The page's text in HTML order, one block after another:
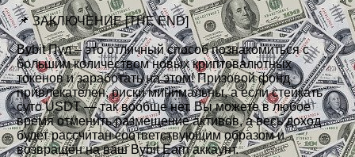
📌 ЗАКЛЮЧЕНИЕ [THE END]
Bybit Пул – это отличный способ познакомиться с
большим количеством новых криптовалютных
токенов и заработать на этом! Призовой фонд
привлекателен, риски минимальны, а если стейкать
суто USDT — так вообще нет. Вы можете в любое
время отменить размещение активов, а весь доход
будет рассчитан соответствующим образом и
возвращён на ваш Bybit Earn аккаунт.